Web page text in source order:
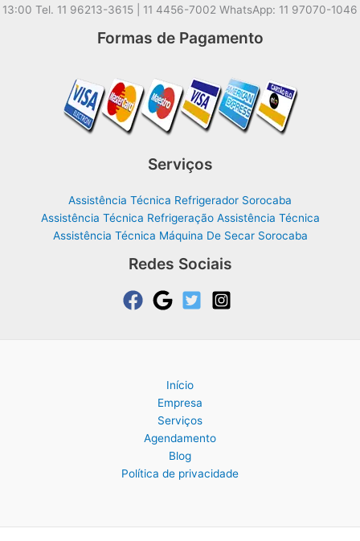
13:00 Tel. 11 96213-3615 | 11 4456-7002 WhatsApp: 11 97070-1046
Formas de Pagamento
Serviços
Assistência Técnica Refrigerador Sorocaba
Assistência Técnica Refrigeração Assistência Técnica
Assistência Técnica Máquina De Secar Sorocaba
Redes Sociais
Início
Empresa
Serviços
Agendamento
Blog
Política de privacidade